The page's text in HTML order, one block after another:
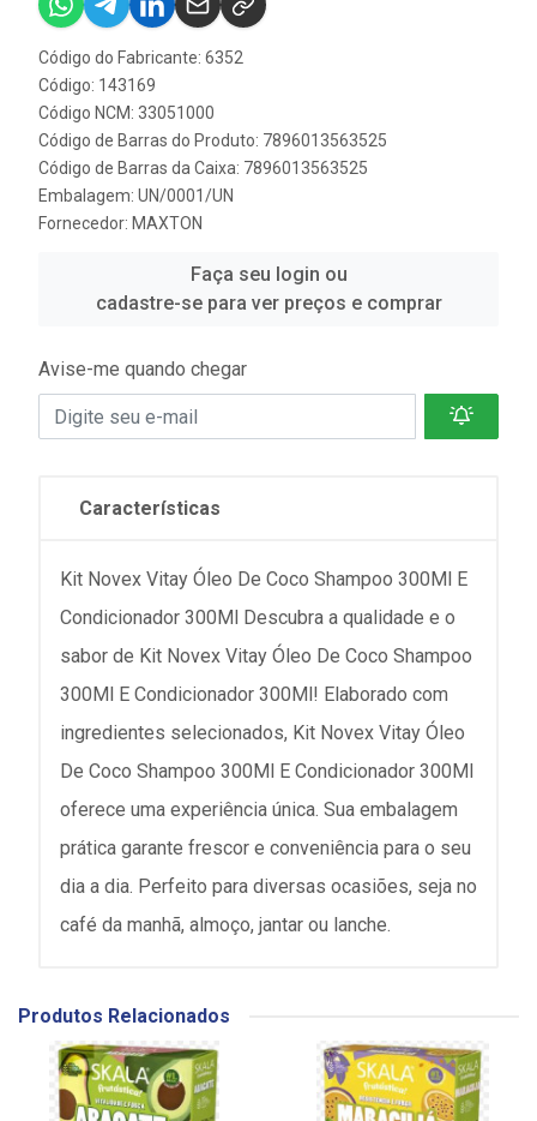
Código do Fabricante: 6352
Código: 143169
Código NCM: 33051000
Código de Barras do Produto: 7896013563525
Código de Barras da Caixa: 7896013563525
Embalagem: UN/0001/UN
Fornecedor: MAXTON
Faça seu login ou
cadastre-se para ver preços e comprar
Avise-me quando chegar
Características
Kit Novex Vitay Óleo De Coco Shampoo 300Ml E
Condicionador 300Ml Descubra a qualidade e o
sabor de Kit Novex Vitay Óleo De Coco Shampoo
300Ml E Condicionador 300Ml! Elaborado com
ingredientes selecionados, Kit Novex Vitay Óleo
De Coco Shampoo 300Ml E Condicionador 300Ml
oferece uma experiência única. Sua embalagem
prática garante frescor e conveniência para o seu
dia a dia. Perfeito para diversas ocasiões, seja no
café da manhã, almoço, jantar ou lanche.
Produtos Relacionados